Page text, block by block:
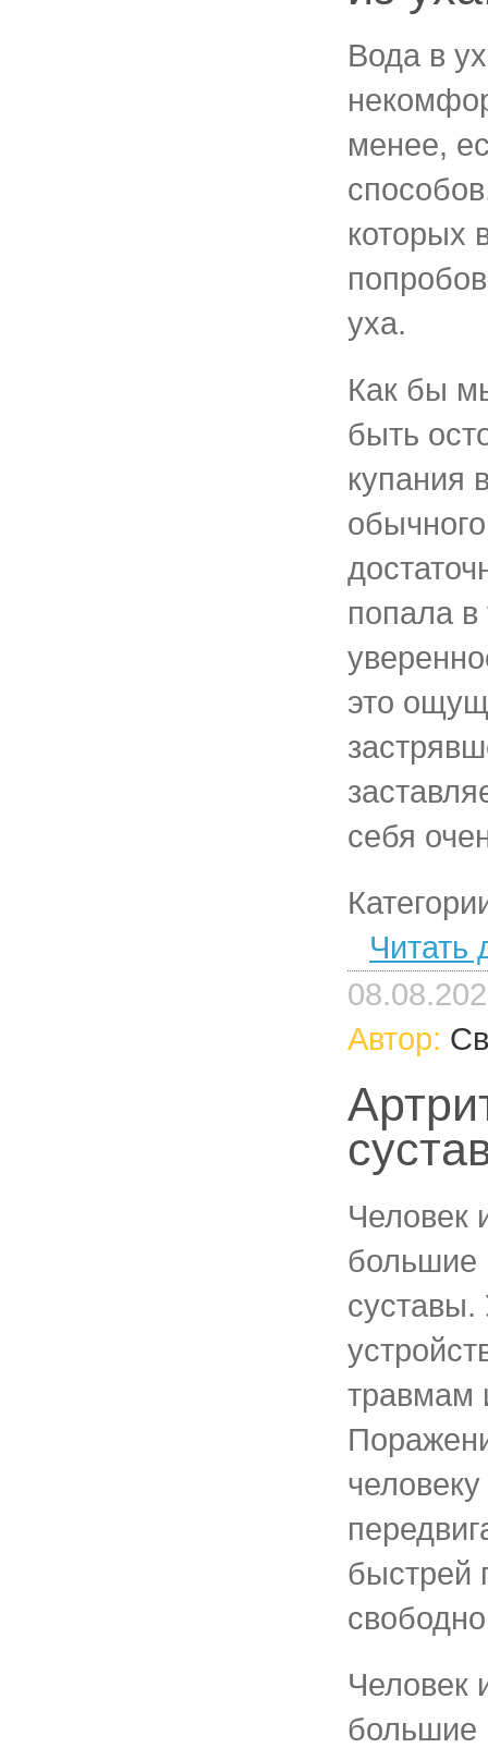
Вода в
менее,
которых
уха.
Как бы
быть
купания
попала
это
себя
Читать
Автор:
Человек
большие
травмам
быстрей
Человек
большие